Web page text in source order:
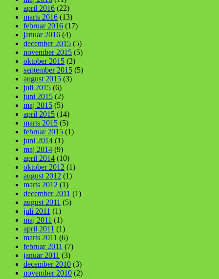
april 2016 (22)
marts 2016 (13)
februar 2016 (17)
januar 2016 (4)
december 2015 (5)
november 2015 (5)
oktober 2015 (2)
september 2015 (5)
august 2015 (3)
juli 2015 (6)
juni 2015 (2)
maj 2015 (5)
april 2015 (14)
marts 2015 (5)
februar 2015 (1)
juni 2014 (1)
maj 2014 (9)
april 2014 (10)
oktober 2012 (1)
august 2012 (1)
marts 2012 (1)
december 2011 (1)
august 2011 (5)
juli 2011 (1)
maj 2011 (1)
april 2011 (1)
marts 2011 (6)
februar 2011 (7)
januar 2011 (3)
december 2010 (3)
november 2010 (2)